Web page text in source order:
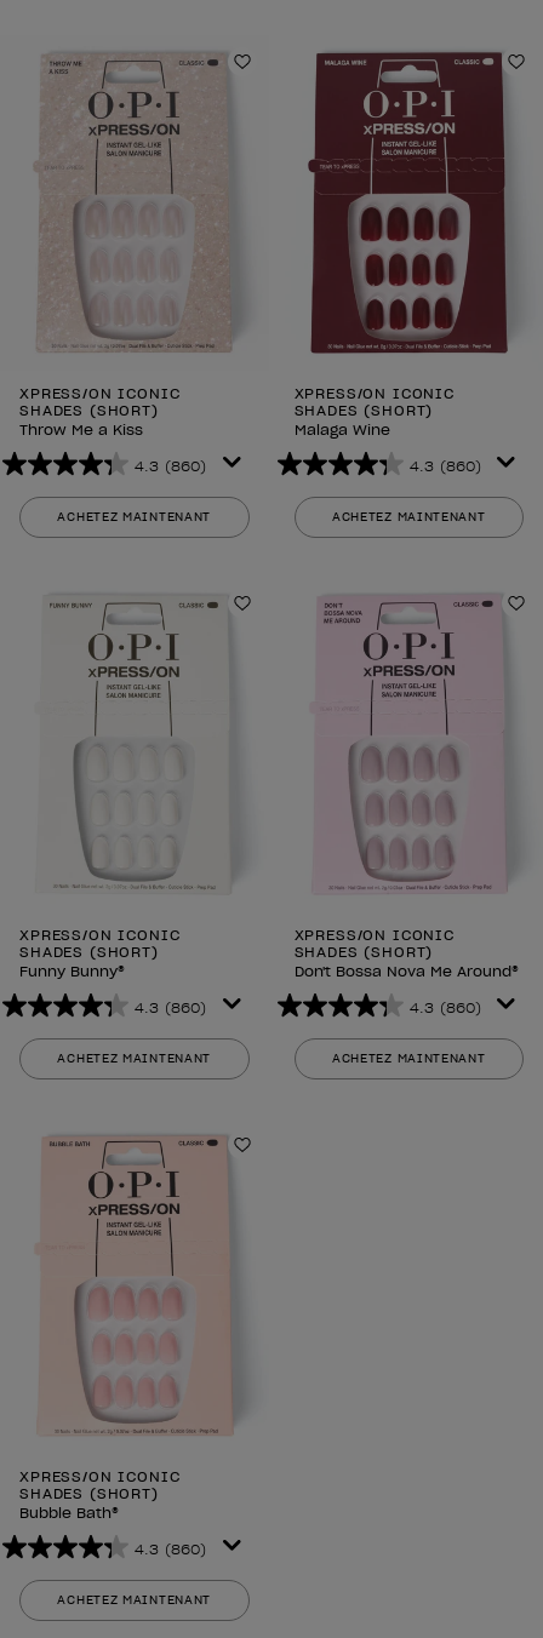
avis
avis
Ajouter aux favoris
XPRESS/ON ICONIC
SHADES (SHORT)
Throw Me a Kiss
4.3 (860)
4.3
sur
5
avis
ACHETEZ MAINTENANT
XPRESS/ON ICONIC
SHADES (SHORT)
Malaga Wine
4.3 (860)
4.3
sur
5
avis
ACHETEZ MAINTENANT
Ajouter aux favoris
XPRESS/ON ICONIC
SHADES (SHORT)
Funny Bunny®
4.3 (860)
4.3
sur
5
avis
ACHETEZ MAINTENANT
XPRESS/ON ICONIC
SHADES (SHORT)
Don't Bossa Nova Me Around®
4.3 (860)
4.3
sur
5
ACHETEZ MAINTENANT
Ajouter aux favoris
XPRESS/ON ICONIC
SHADES (SHORT)
Bubble Bath®
4.3 (860)
4.3
sur
5
ACHETEZ MAINTENANT